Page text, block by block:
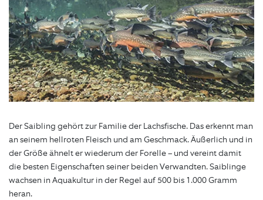
Der Saibling gehört zur Familie der Lachsfische. Das erkennt man
an seinem hellroten Fleisch und am Geschmack. Äußerlich und in
der Größe ähnelt er wiederum der Forelle – und vereint damit
die besten Eigenschaften seiner beiden Verwandten. Saiblinge
wachsen in Aquakultur in der Regel auf 500 bis 1.000 Gramm
heran.